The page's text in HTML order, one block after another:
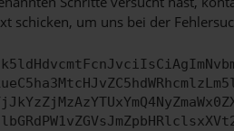
schicken, um uns bei der